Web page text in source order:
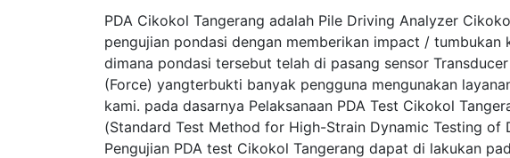
PDA Cikokol Tangerang adalah Pile Driving Analyzer
pengujian pondasi dengan memberikan impact / tumbukan
dimana pondasi tersebut telah di pasang sensor
(Force) yangterbukti banyak pengguna mengunakan
kami. pada dasarnya Pelaksanaan PDA Test Cikokol
(Standard Test Method for High-Strain Dynamic Testing of
Pengujian PDA test Cikokol Tangerang dapat di lakukan